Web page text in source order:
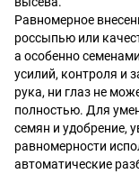
Равномерное
россыпью или
а особенно
усилий, контроля и
рука, ни глаз не
полностью. Для
семян и удобрение,
равномерности
автоматические